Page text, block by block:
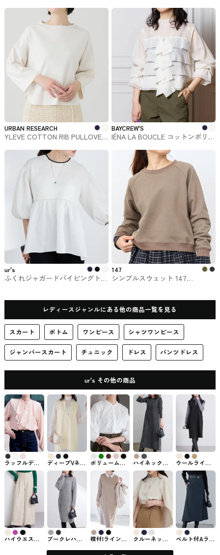
URBAN RESEARCH
YLEVE COTTON RIB PULLOVER
かぐれ
BAYCREW'S
IÉNA LA BOUCLE コットンポリシ
で購入できるIÉNA
ur's
ふくれジャガードパイピングトッ
147
シンプルスウェット 147
レディースジャンルにある他の商品一覧を見る
スカート ボトム ワンピース シャツワンピース
ジャンパースカート チュニック ドレス パンツドレス
ur's その他の商品
ラッフルデザ
インブラウス
ur'sで購入でき
るトップス
ディープVネッ
クチュニック
ベスト ur's #
ワンピース
ボリューム袖
ブラウス ur's
で購入できる
トップス
ハイネックベ
スト×ワンピ
ースセットア
ップ ur's(ユア
ーズ)
ウールライク
キーネックIラ
インワンピー
ス ur's(ユアー
ハイウエスト
ツータックワ
ブークレハイ
ネックニット
ワンピース
襟付Iラインワ
ンピース ur's
#ワンピース
クルーネック
ケープブラウ
ス ur'sのトッ
ベルト付Aライ
ンラップスカ